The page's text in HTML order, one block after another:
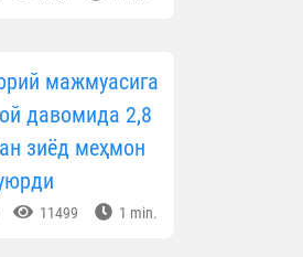
мажмуасига
давомида 2,8
зиёд меҳмон
11499 1 min.